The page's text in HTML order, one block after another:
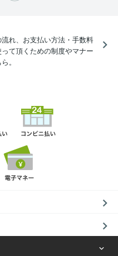
れ、お支払い方法・手数料
て頂くための制度やマナー
。